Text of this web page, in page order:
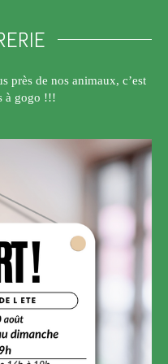
près de nos animaux, c’est
à gogo !!!